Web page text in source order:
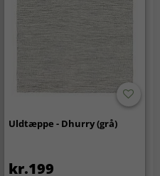
Uldtæppe - Dhurry (grå)
kr.199